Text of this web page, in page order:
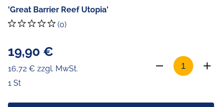
'Great Barrier Reef Utopia'
(0)
19,90 €
16,72 € zzgl. MwSt.
1 St